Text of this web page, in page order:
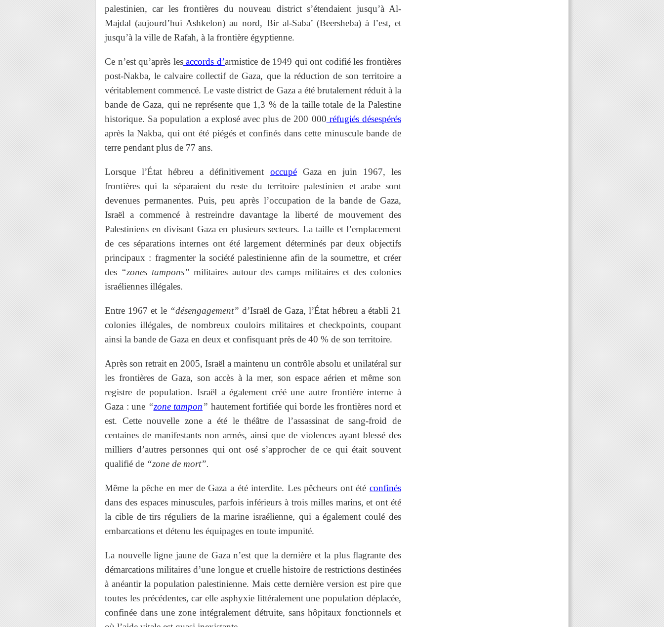
palestinien, car les frontières du nouveau district s’étendaient jusqu’à Al-
Majdal (aujourd’hui Ashkelon) au nord, Bir al-Saba’ (Beersheba) à l’est, et
jusqu’à la ville de Rafah, à la frontière égyptienne.
Ce n’est qu’après lesaccords d’armistice de 1949 qui ont codifié les frontières
post-Nakba, le calvaire collectif de Gaza, que la réduction de son territoire a
véritablement commencé. Le vaste district de Gaza a été brutalement réduit à la
bande de Gaza, qui ne représente que 1,3 % de la taille totale de la Palestine
historique. Sa population a explosé avec plus de 200 000 réfugiés désespérés
après la Nakba, qui ont été piégés et confinés dans cette minuscule bande de
terre pendant plus de 77 ans.
Lorsque l’État hébreu a définitivement occupéGaza en juin 1967, les
frontières qui la séparaient du reste du territoire palestinien et arabe sont
devenues permanentes. Puis, peu après l’occupation de la bande de Gaza,
Israël a commencé à restreindre davantage la liberté de mouvement des
Palestiniens en divisant Gaza en plusieurs secteurs. La taille et l’emplacement
de ces séparations internes ont été largement déterminés par deux objectifs
principaux : fragmenter la société palestinienne afin de la soumettre, et créer
des “zones tampons” militaires autour des camps militaires et des colonies
israéliennes illégales.
Entre 1967 et le “désengagement” d’Israël de Gaza, l’État hébreu a établi 21
colonies illégales, de nombreux couloirs militaires et checkpoints, coupant
ainsi la bande de Gaza en deux et confisquant près de 40 % de son territoire.
Après son retrait en 2005, Israël a maintenu un contrôle absolu et unilatéral sur
les frontières de Gaza, son accès à la mer, son espace aérien et même son
registre de population. Israël a également créé une autre frontière interne à
Gaza : une “zone tampon” hautement fortifiée qui borde les frontières nord et
est. Cette nouvelle zone a été le théâtre de l’assassinat de sang-froid de
centaines de manifestants non armés, ainsi que de violences ayant blessé des
milliers d’autres personnes qui ont osé s’approcher de ce qui était souvent
qualifié de “zone de mort”.
Même la pêche en mer de Gaza a été interdite. Les pêcheurs ont été confinés
dans des espaces minuscules, parfois inférieurs à trois milles marins, et ont été
la cible de tirs réguliers de la marine israélienne, qui a également coulé des
embarcations et détenu les équipages en toute impunité.
La nouvelle ligne jaune de Gaza n’est que la dernière et la plus flagrante des
démarcations militaires d’une longue et cruelle histoire de restrictions destinées
à anéantir la population palestinienne. Mais cette dernière version est pire que
toutes les précédentes, car elle asphyxie littéralement une population déplacée,
confinée dans une zone intégralement détruite, sans hôpitaux fonctionnels et